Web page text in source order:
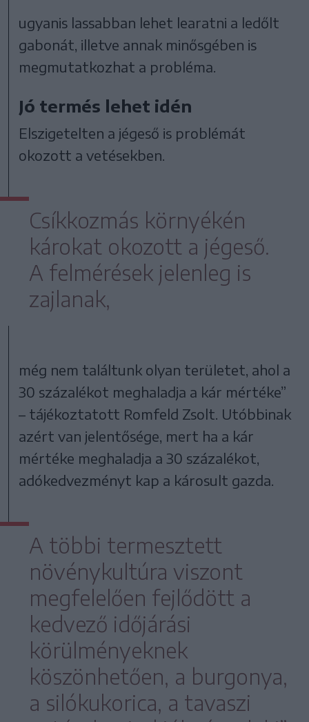
ugyanis lassabban lehet learatni a ledőlt
gabonát, illetve annak minősgében is
megmutatkozhat a probléma.
Jó termés lehet idén
Elszigetelten a jégeső is problémát
okozott a vetésekben.
Csíkkozmás környékén
károkat okozott a jégeső.
A felmérések jelenleg is
zajlanak,
még nem találtunk olyan területet, ahol a
30 százalékot meghaladja a kár mértéke”
– tájékoztatott Romfeld Zsolt. Utóbbinak
azért van jelentősége, mert ha a kár
mértéke meghaladja a 30 százalékot,
adókedvezményt kap a károsult gazda.
A többi termesztett
növénykultúra viszont
megfelelően fejlődött a
kedvező időjárási
körülményeknek
köszönhetően, a burgonya,
a silókukorica, a tavaszi